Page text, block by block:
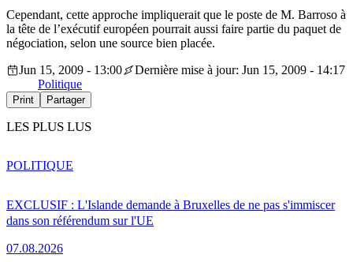
Cependant, cette approche impliquerait que le poste de M. Barroso à
la tête de l’exécutif européen pourrait aussi faire partie du paquet de
négociation, selon une source bien placée.
Jun 15, 2009 - 13:00
Dernière mise à jour: Jun 15, 2009 - 14:17
Politique
Print Partager
LES PLUS LUS
EXCLUSIF : L'Islande demande à Bruxelles de ne pas s'immiscer
dans son référendum sur l'UE
07.08.2026
POLITIQUE